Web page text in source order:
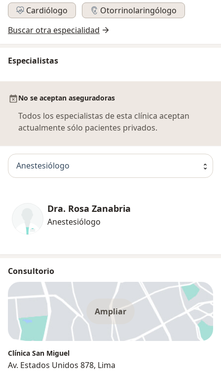
Cardiólogo
Otorrinolaringólogo
Buscar otra especialidad
Especialistas
No se aceptan aseguradoras
Todos los especialistas de esta clínica aceptan
actualmente sólo pacientes privados.
Anestesiólogo
Dra. Rosa Zanabria
Anestesiólogo
Consultorio
Ampliar
Clínica San Miguel
Av. Estados Unidos 878, Lima